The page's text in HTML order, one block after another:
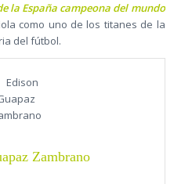
la España campeona del mundo
como uno de los titanes de la
del fútbol.
Zambrano